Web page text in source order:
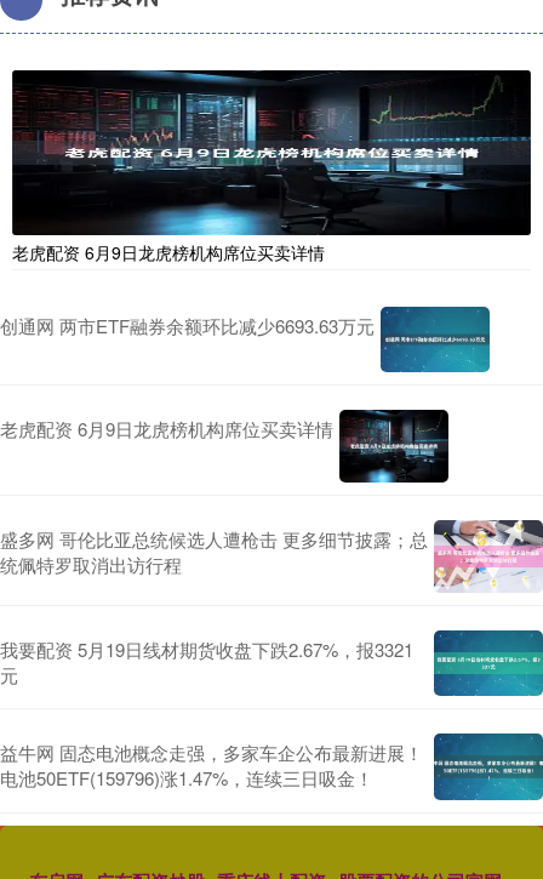
老虎配资 6月9日龙虎榜机构席位买卖详情
创通网 两市ETF融券余额环比减少6693.63万元
老虎配资 6月9日龙虎榜机构席位买卖详情
盛多网 哥伦比亚总统候选人遭枪击 更多细节披露；总
统佩特罗取消出访行程
我要配资 5月19日线材期货收盘下跌2.67%，报3321
元
益牛网 固态电池概念走强，多家车企公布最新进展！
电池50ETF(159796)涨1.47%，连续三日吸金！